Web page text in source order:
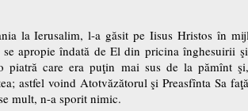
la Ierusalim, l-a găsit pe Iisus Hristos în
apropie îndată de El din pricina înghesuirii
care era puţin mai sus de la pămînt
astfel voind Atotvăzătorul şi Preasfînta Sa
mult, n-a sporit nimic.